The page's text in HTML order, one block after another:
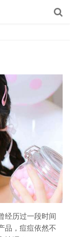
经历过一段时间
品，痘痘依然不